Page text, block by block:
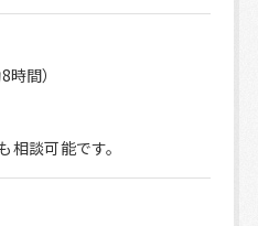
時間）
談可能です。